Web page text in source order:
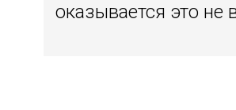
оказывается это не